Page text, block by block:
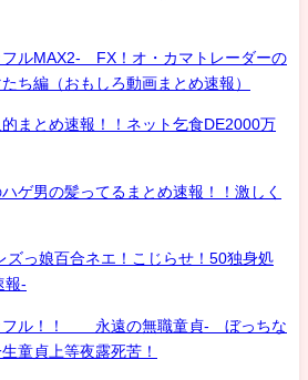
フルMAX2- FX！オ・カマトレーダーの
ち編（おもしろ動画まとめ速報）
まとめ速報！！ネット乞食DE2000万
ゲ男の髪ってるまとめ速報！！激しく
ズっ娘百合ネエ！こじらせ！50独身処
報-
フル！！ 永遠の無職童貞- ぼっちな
童貞上等夜露死苦！